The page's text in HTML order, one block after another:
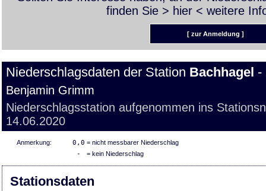
finden Sie > hier < weitere
[ zur Anmeldung ]
Niederschlagsdaten der Station Bachhagel -
Benjamin Grimm
Niederschlagsstation aufgenommen ins
14.06.2020
Anmerkung: 0,0 = nicht messbarer Niederschlag
- = kein Niederschlag
Stationsdaten